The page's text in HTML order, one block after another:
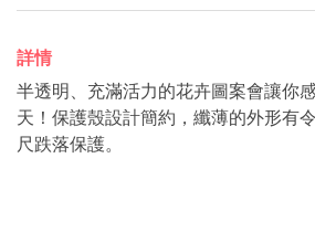
詳情
半透明、充滿活力的花卉圖案會讓你
天！保護殼設計簡約，纖薄的外形有
尺跌落保護。